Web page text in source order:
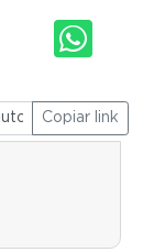
Copiar link